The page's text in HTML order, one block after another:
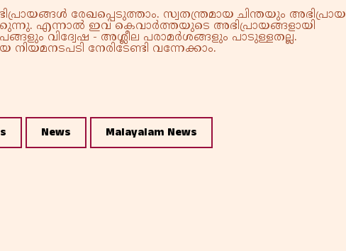
രേഖപ്പെടുത്താം. സ്വതന്ത്രമായ ചിന്തയും അഭിപ്രായ
എന്നാൽ ഇവ കെവാർത്തയുടെ അഭിപ്രായങ്ങളായി
വിദ്വേഷ - അശ്ലീല പരാമർശങ്ങളും പാടുള്ളതല്ല.
നേരിടേണ്ടി വന്നേക്കാം.
News Malayalam News